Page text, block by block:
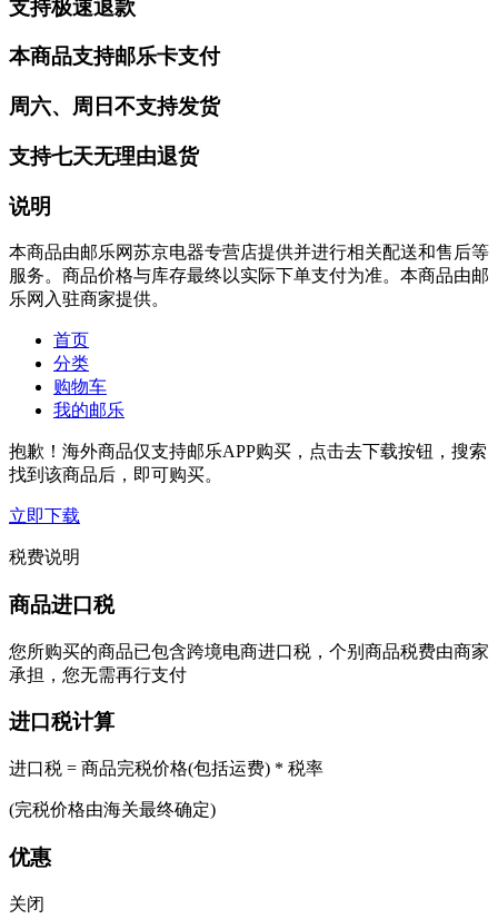
支持极速退款
本商品支持邮乐卡支付
周六、周日不支持发货
支持七天无理由退货
说明
本商品由邮乐网苏京电器专营店提供并进行相关配送和售后等
服务。商品价格与库存最终以实际下单支付为准。本商品由邮
乐网入驻商家提供。
首页
分类
购物车
我的邮乐
抱歉！海外商品仅支持邮乐APP购买，点击去下载按钮，搜索
找到该商品后，即可购买。
立即下载
税费说明
商品进口税
您所购买的商品已包含跨境电商进口税，个别商品税费由商家
承担，您无需再行支付
进口税计算
进口税 = 商品完税价格(包括运费) * 税率
(完税价格由海关最终确定)
优惠
关闭